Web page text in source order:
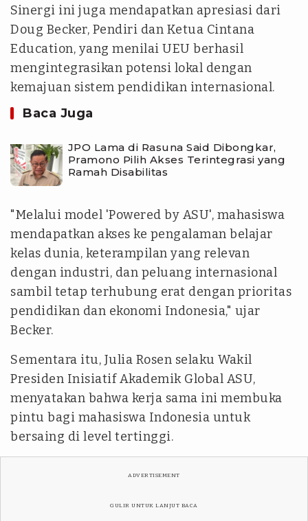
Sinergi ini juga mendapatkan apresiasi dari
Doug Becker, Pendiri dan Ketua Cintana
Education, yang menilai UEU berhasil
mengintegrasikan potensi lokal dengan
kemajuan sistem pendidikan internasional.
Baca Juga
JPO Lama di Rasuna Said Dibongkar,
Pramono Pilih Akses Terintegrasi yang
Ramah Disabilitas
"Melalui model 'Powered by ASU', mahasiswa
mendapatkan akses ke pengalaman belajar
kelas dunia, keterampilan yang relevan
dengan industri, dan peluang internasional
sambil tetap terhubung erat dengan prioritas
pendidikan dan ekonomi Indonesia," ujar
Becker.
Sementara itu, Julia Rosen selaku Wakil
Presiden Inisiatif Akademik Global ASU,
menyatakan bahwa kerja sama ini membuka
pintu bagi mahasiswa Indonesia untuk
bersaing di level tertinggi.
ADVERTISEMENT
GULIR UNTUK LANJUT BACA